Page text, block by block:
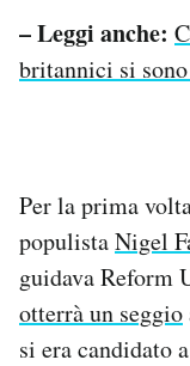
– Leggi anche:
britannici si
Per la prima
populistaNigel
guidava Reform
otterrà un seggio
si era candidato